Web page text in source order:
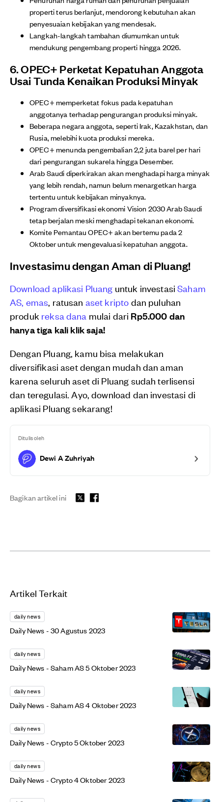
properti terus berlanjut, mendorong kebutuhan akan
penyesuaian kebijakan yang mendesak.
Langkah-langkah tambahan diumumkan untuk
mendukung pengembang properti hingga 2026.
6. OPEC+ Perketat Kepatuhan Anggota
Usai Tunda Kenaikan Produksi Minyak
OPEC+ memperketat fokus pada kepatuhan
anggotanya terhadap pengurangan produksi minyak.
Beberapa negara anggota, seperti Irak, Kazakhstan, dan
Rusia, melebihi kuota produksi mereka.
OPEC+ menunda pengembalian 2,2 juta barel per hari
dari pengurangan sukarela hingga Desember.
Arab Saudi diperkirakan akan menghadapi harga minyak
yang lebih rendah, namun belum menargetkan harga
tertentu untuk kebijakan minyaknya.
Program diversifikasi ekonomi Vision 2030 Arab Saudi
tetap berjalan meski menghadapi tekanan ekonomi.
Komite Pemantau OPEC+ akan bertemu pada 2
Oktober untuk mengevaluasi kepatuhan anggota.
Investasimu dengan Aman di Pluang!
Download aplikasi Pluang untuk investasiSaham
AS, emas , ratusan aset kripto dan puluhan
produk reksa dana mulai dari Rp5.000 dan
hanya tiga kali klik saja!
Dengan Pluang, kamu bisa melakukan
diversifikasi aset dengan mudah dan aman
karena seluruh aset di Pluang sudah terlisensi
dan teregulasi. Ayo, download dan investasi di
aplikasi Pluang sekarang!
Ditulis oleh
Dewi A Zuhriyah
Bagikan artikel ini
Artikel Terkait
daily news
Daily News - 30 Agustus 2023
daily news
Daily News - Saham AS 5 Oktober 2023
daily news
Daily News - Saham AS 4 Oktober 2023
daily news
Daily News - Crypto 5 Oktober 2023
daily news
Daily News - Crypto 4 Oktober 2023